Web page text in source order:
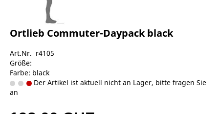
Ortlieb Commuter-Daypack black
Art.Nr. r4105
Größe:
Farbe: black
Der Artikel ist aktuell nicht an Lager, bitte fragen Sie
an